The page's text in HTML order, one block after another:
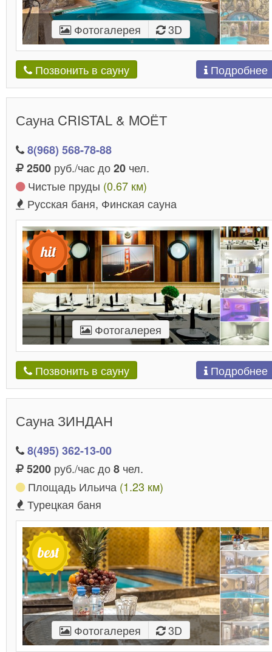
Фотогалерея 3D
Позвонить в сауну Подробнее
Сауна CRISTAL & MOЁТ
8(968) 568-78-88
2500 руб./час до20 чел.
Чистые пруды (0.67 км)
Русская баня, Финская сауна
Фотогалерея
Позвонить в сауну Подробнее
Сауна ЗИНДАН
8(495) 362-13-00
5200 руб./час до8 чел.
Площадь Ильича (1.23 км)
Турецкая баня
Фотогалерея 3D